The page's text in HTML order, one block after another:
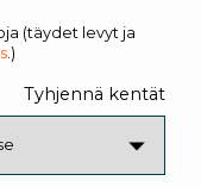
(täydet levyt ja
.)
Tyhjennä kentät